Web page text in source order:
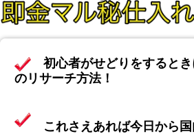
初心者がせどりをすると
のリサーチ方法！
これさえあれば今日から